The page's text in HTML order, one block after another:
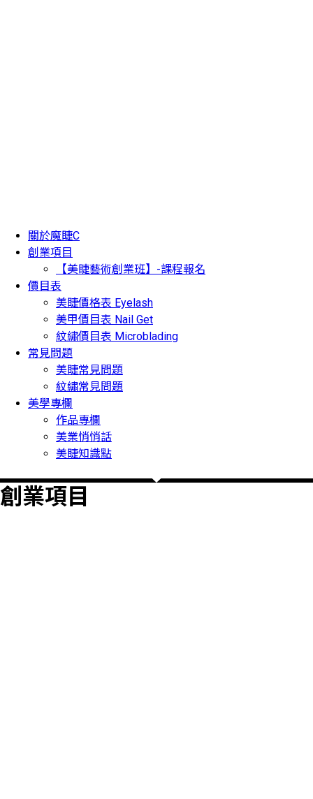
關於魔睫C
創業項目
【美睫藝術創業班】-課程報名
價目表
美睫價格表 Eyelash
美甲價目表 Nail Get
紋繡價目表 Microblading
常見問題
美睫常見問題
紋繡常見問題
美學專欄
作品專欄
美業悄悄話
美睫知識點
創業項目